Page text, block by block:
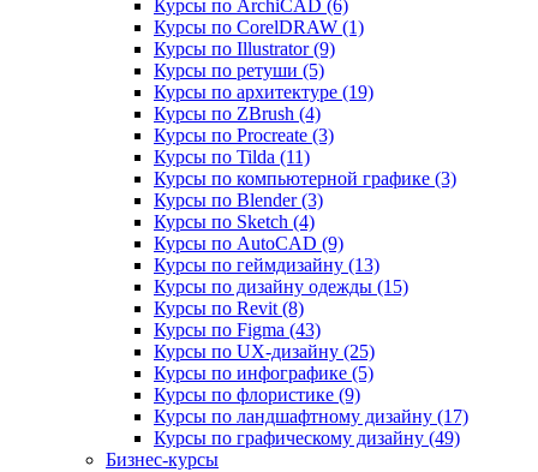
Курсы по ArchiCAD (6)
Курсы по CorelDRAW (1)
Курсы по Illustrator (9)
Курсы по ретуши (5)
Курсы по архитектуре (19)
Курсы по ZBrush (4)
Курсы по Procreate (3)
Курсы по Tilda (11)
Курсы по компьютерной графике (3)
Курсы по Blender (3)
Курсы по Sketch (4)
Курсы по AutoCAD (9)
Курсы по геймдизайну (13)
Курсы по дизайну одежды (15)
Курсы по Revit (8)
Курсы по Figma (43)
Курсы по UX‑дизайну (25)
Курсы по инфографике (5)
Курсы по флористике (9)
Курсы по ландшафтному дизайну (17)
Курсы по графическому дизайну (49)
Бизнес-курсы